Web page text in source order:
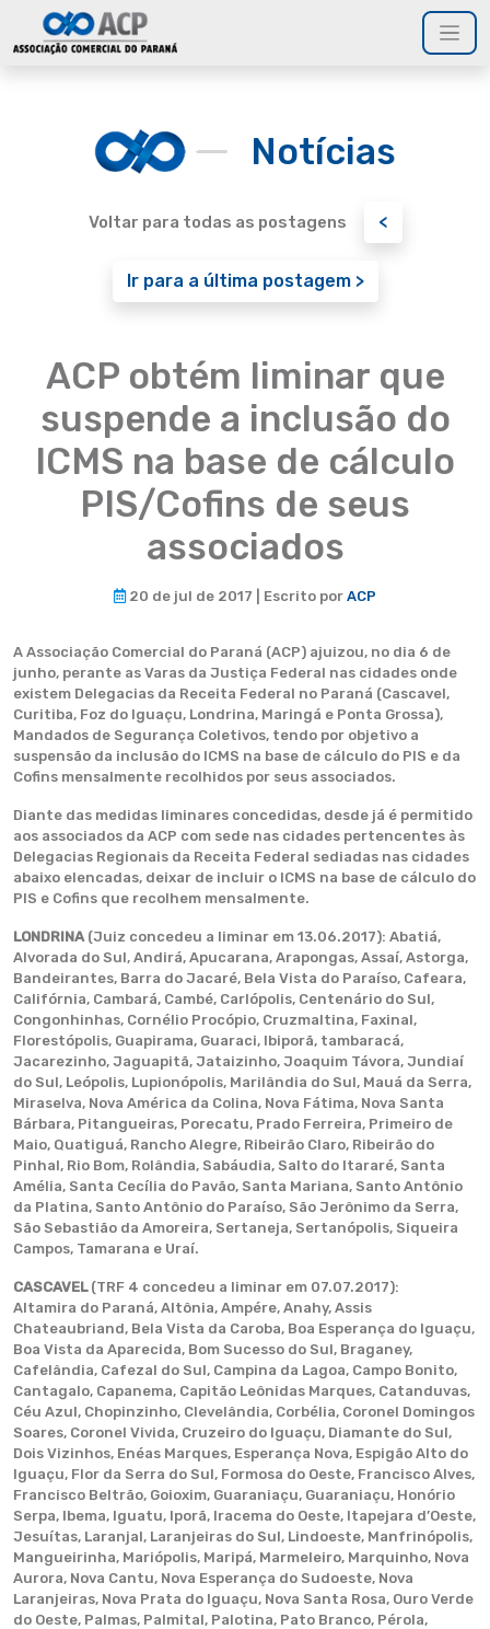
Notícias
Voltar para todas as postagens <
Ir para a última postagem >
ACP obtém liminar que
suspende a inclusão do
ICMS na base de cálculo
PIS/Cofins de seus
associados
20 de jul de 2017 | Escrito por ACP
A Associação Comercial do Paraná (ACP) ajuizou, no dia 6 de
junho, perante as Varas da Justiça Federal nas cidades onde
existem Delegacias da Receita Federal no Paraná (Cascavel,
Curitiba, Foz do Iguaçu, Londrina, Maringá e Ponta Grossa),
Mandados de Segurança Coletivos, tendo por objetivo a
suspensão da inclusão do ICMS na base de cálculo do PIS e da
Cofins mensalmente recolhidos por seus associados.
Diante das medidas liminares concedidas, desde já é permitido
aos associados da ACP com sede nas cidades pertencentes às
Delegacias Regionais da Receita Federal sediadas nas cidades
abaixo elencadas, deixar de incluir o ICMS na base de cálculo do
PIS e Cofins que recolhem mensalmente.
LONDRINA(Juiz concedeu a liminar em 13.06.2017): Abatiá,
Alvorada do Sul, Andirá, Apucarana, Arapongas, Assaí, Astorga,
Bandeirantes, Barra do Jacaré, Bela Vista do Paraíso, Cafeara,
Califórnia, Cambará, Cambé, Carlópolis, Centenário do Sul,
Congonhinhas, Cornélio Procópio, Cruzmaltina, Faxinal,
Florestópolis, Guapirama, Guaraci, Ibiporã, tambaracá,
Jacarezinho, Jaguapitã, Jataizinho, Joaquim Távora, Jundiaí
do Sul, Leópolis, Lupionópolis, Marilândia do Sul, Mauá da Serra,
Miraselva, Nova América da Colina, Nova Fátima, Nova Santa
Bárbara, Pitangueiras, Porecatu, Prado Ferreira, Primeiro de
Maio, Quatiguá, Rancho Alegre, Ribeirão Claro, Ribeirão do
Pinhal, Rio Bom, Rolândia, Sabáudia, Salto do Itararé, Santa
Amélia, Santa Cecília do Pavão, Santa Mariana, Santo Antônio
da Platina, Santo Antônio do Paraíso, São Jerônimo da Serra,
São Sebastião da Amoreira, Sertaneja, Sertanópolis, Siqueira
Campos, Tamarana e Uraí.
CASCAVEL(TRF 4 concedeu a liminar em 07.07.2017):
Altamira do Paraná, Altônia, Ampére, Anahy, Assis
Chateaubriand, Bela Vista da Caroba, Boa Esperança do Iguaçu,
Boa Vista da Aparecida, Bom Sucesso do Sul, Braganey,
Cafelândia, Cafezal do Sul, Campina da Lagoa, Campo Bonito,
Cantagalo, Capanema, Capitão Leônidas Marques, Catanduvas,
Céu Azul, Chopinzinho, Clevelândia, Corbélia, Coronel Domingos
Soares, Coronel Vivida, Cruzeiro do Iguaçu, Diamante do Sul,
Dois Vizinhos, Enéas Marques, Esperança Nova, Espigão Alto do
Iguaçu, Flor da Serra do Sul, Formosa do Oeste, Francisco Alves,
Francisco Beltrão, Goioxim, Guaraniaçu, Guaraniaçu, Honório
Serpa, Ibema, Iguatu, Iporã, Iracema do Oeste, Itapejara d’Oeste,
Jesuítas, Laranjal, Laranjeiras do Sul, Lindoeste, Manfrinópolis,
Mangueirinha, Mariópolis, Maripá, Marmeleiro, Marquinho, Nova
Aurora, Nova Cantu, Nova Esperança do Sudoeste, Nova
Laranjeiras, Nova Prata do Iguaçu, Nova Santa Rosa, Ouro Verde
do Oeste, Palmas, Palmital, Palotina, Pato Branco, Pérola,